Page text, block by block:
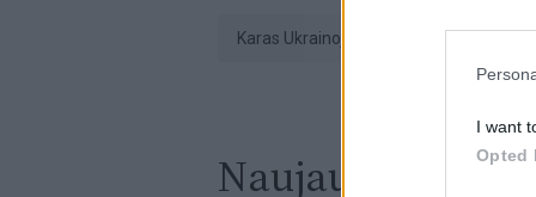
I want
Opted
karas Ukrainoje
Naujausi įrašai